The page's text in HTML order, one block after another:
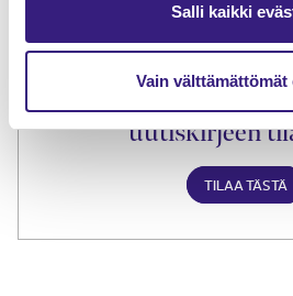
Salli kaikki
Vain välttämättömät
Liity
uutiskirjeen
TILAA TÄSTÄ